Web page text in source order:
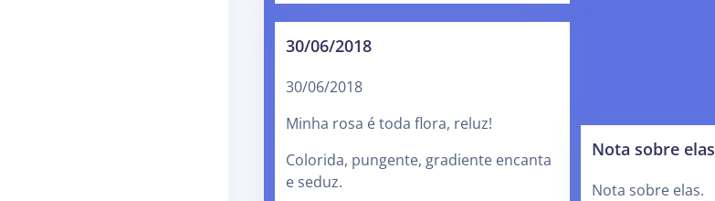
30/06/2018
30/06/2018
Minha rosa é toda flora, reluz!
Colorida, pungente, gradiente encanta
e seduz.
Nota sobre elas
Nota sobre elas.